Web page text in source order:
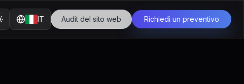
IT Audit del sito web Richiedi un preventivo